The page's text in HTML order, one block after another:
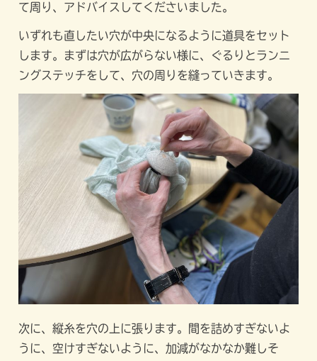
て周り、アドバイスしてくださいました。
いずれも直したい穴が中央になるように道具をセット
します。まずは穴が広がらない様に、ぐるりとランニ
ングステッチをして、穴の周りを縫っていきます。
次に、縦糸を穴の上に張ります。間を詰めすぎないよ
うに、空けすぎないように、加減がなかなか難しそ